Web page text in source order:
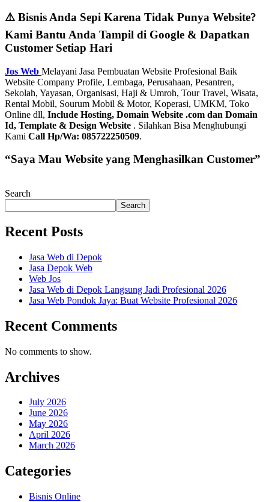
⚠️ Bisnis Anda Sepi Karena Tidak Punya Website?
Kami Bantu Anda Tampil di Google & Dapatkan
Customer Setiap Hari
Jos Web Melayani Jasa Pembuatan Website Profesional Baik
Website Company Profile, Lembaga, Perusahaan, Pesantren,
Sekolah, Yayasan, Organisasi, Haji & Umroh, Tour Travel, Wisata,
Rental Mobil, Sourum Mobil & Motor, Koperasi, UMKM, Toko
Online dll, Include Hosting, Domain Website .com dan Domain
Id, Template & Design Website . Silahkan Bisa Menghubungi
Kami Call Hp/Wa: 085722250509.
“Saya Mau Website yang Menghasilkan Customer”
Search
Search
Recent Posts
Jasa Web di Depok
Jasa Depok Web
Web Jos
Jasa Web di Depok Langsung Jadi Profesional 2026
Jasa Web Pondok Jaya: Buat Website Profesional 2026
Recent Comments
No comments to show.
Archives
July 2026
June 2026
May 2026
April 2026
March 2026
Categories
Bisnis Online